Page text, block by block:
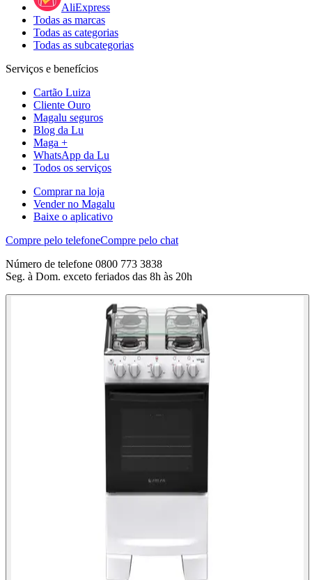
AliExpress
Todas as marcas
Todas as categorias
Todas as subcategorias
Serviços e benefícios
Cartão Luiza
Cliente Ouro
Magalu seguros
Blog da Lu
Maga +
WhatsApp da Lu
Todos os serviços
Comprar na loja
Vender no Magalu
Baixe o aplicativo
Compre pelo telefoneCompre pelo chat
Número de telefone 0800 773 3838
Seg. à Dom. exceto feriados das 8h às 20h